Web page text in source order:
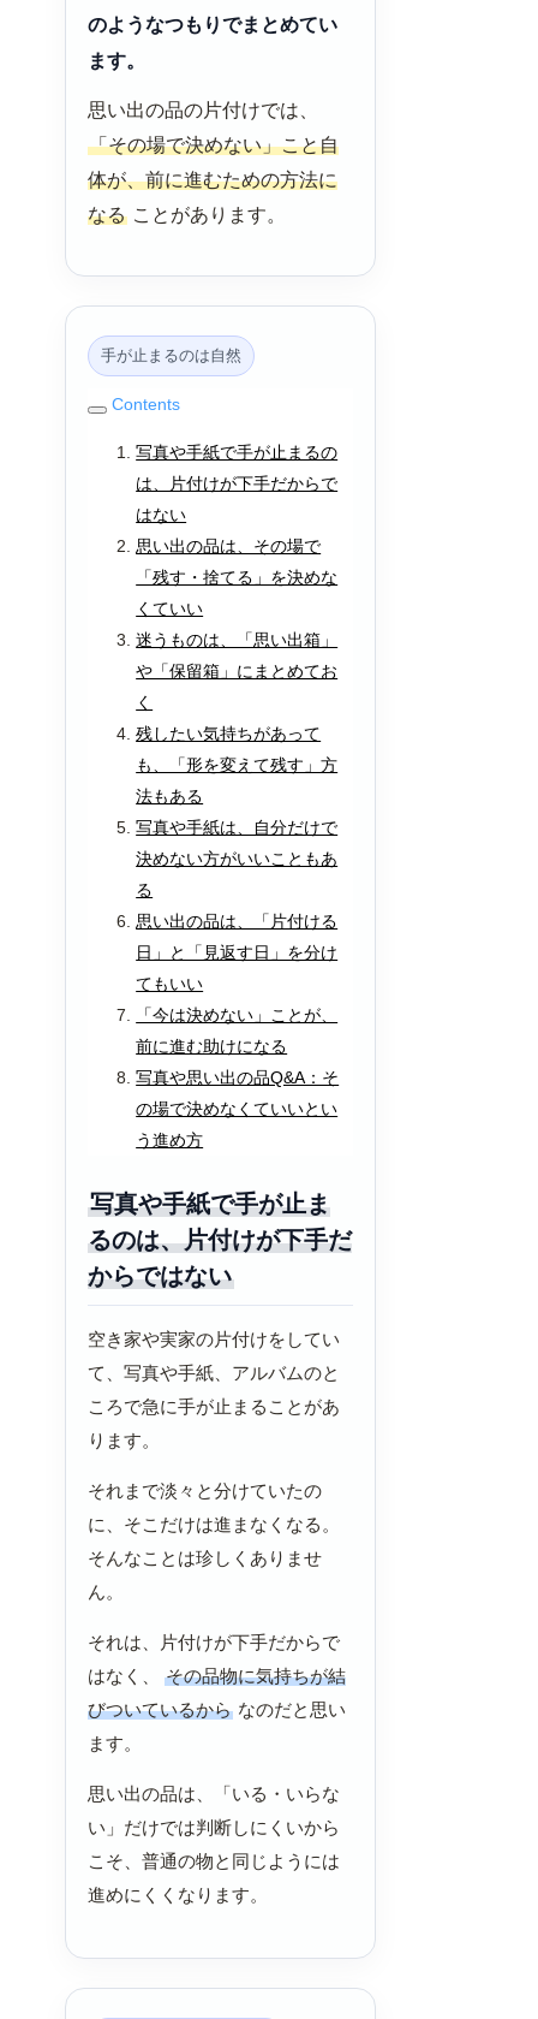
のようなつもりでまとめてい
ます。
思い出の品の片付けでは、
「その場で決めない」こと自
体が、前に進むための方法に
なる ことがあります。
手が止まるのは自然
Contents
写真や手紙で手が止まるの
は、片付けが下手だからで
はない
思い出の品は、その場で
「残す・捨てる」を決めな
くていい
迷うものは、「思い出箱」
や「保留箱」にまとめてお
く
残したい気持ちがあって
も、「形を変えて残す」方
法もある
写真や手紙は、自分だけで
決めない方がいいこともあ
る
思い出の品は、「片付ける
日」と「見返す日」を分け
てもいい
「今は決めない」ことが、
前に進む助けになる
写真や思い出の品Q&A：そ
の場で決めなくていいとい
う進め方
写真や手紙で手が止ま
るのは、片付けが下手だ
からではない
空き家や実家の片付けをしてい
て、写真や手紙、アルバムのと
ころで急に手が止まることがあ
ります。
それまで淡々と分けていたの
に、そこだけは進まなくなる。
そんなことは珍しくありませ
ん。
それは、片付けが下手だからで
はなく、その品物に気持ちが結
びついているから なのだと思い
ます。
思い出の品は、「いる・いらな
い」だけでは判断しにくいから
こそ、普通の物と同じようには
進めにくくなります。